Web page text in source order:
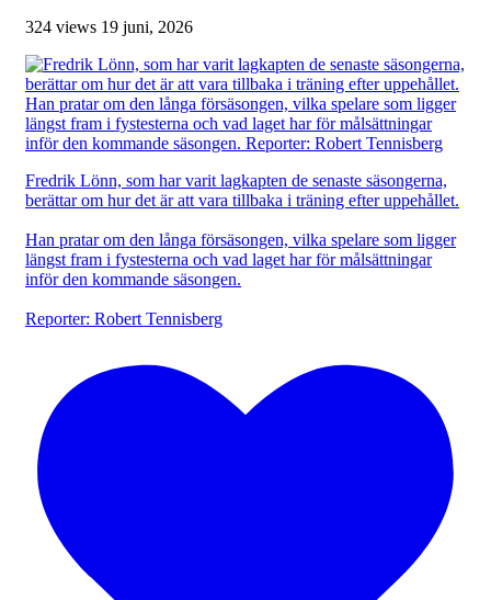
324 views 19 juni, 2026
Fredrik Lönn, som har varit lagkapten de senaste säsongerna,
berättar om hur det är att vara tillbaka i träning efter uppehållet.
Han pratar om den långa försäsongen, vilka spelare som ligger
längst fram i fystesterna och vad laget har för målsättningar
inför den kommande säsongen.
Reporter: Robert Tennisberg